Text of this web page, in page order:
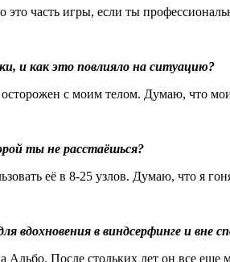
часть игры, если ты
и как это повлияло на ситуацию?
с моим телом. Думаю, что
ты не расстаёшься?
её в 8-25 узлов. Думаю, что я
вдохновения в виндсерфинге и вне
После стольких лет он все еще